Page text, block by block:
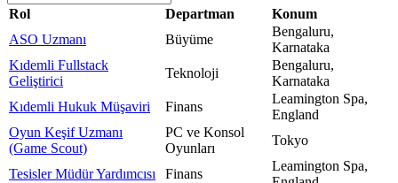
Rol Departman
Konum
ASO Uzmanı
Büyüme
Bengaluru,
Karnataka
Kıdemli Fullstack
Geliştirici
Teknoloji
Bengaluru,
Karnataka
Kıdemli Hukuk Müşaviri
Finans
Leamington Spa,
England
Oyun Keşif Uzmanı
(Game Scout)
PC ve Konsol
Oyunları
Tokyo
Tesisler Müdür Yardımcısı Finans
Leamington Spa,